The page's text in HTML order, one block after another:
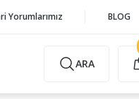
Yorumlarımız BLOG
ARA